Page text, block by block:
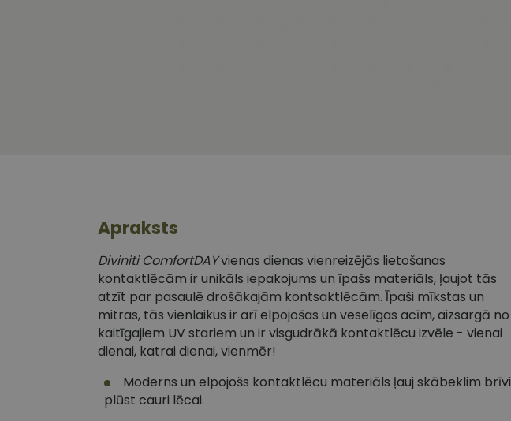
Apraksts
Diviniti ComfortDAYvienas dienas vienreizējās lietošanas
kontaktlēcām ir unikāls iepakojums un īpašs materiāls, ļaujot tās
atzīt par pasaulē drošākajām kontsaktlēcām. Īpaši mīkstas un
mitras, tās vienlaikus ir arī elpojošas un veselīgas acīm, aizsargā no
kaitīgajiem UV stariem un ir visgudrākā kontaktlēcu izvēle - vienai
dienai, katrai dienai, vienmēr!
Moderns un elpojošs kontaktlēcu materiāls ļauj skābeklim brīvi
plūst cauri lēcai.